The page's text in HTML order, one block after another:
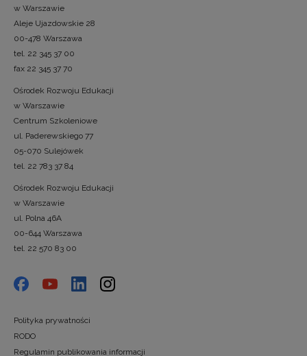
w Warszawie
Aleje Ujazdowskie 28
00-478 Warszawa
tel. 22 345 37 00
fax 22 345 37 70
Ośrodek Rozwoju Edukacji
w Warszawie
Centrum Szkoleniowe
ul. Paderewskiego 77
05-070 Sulejówek
tel. 22 783 37 84
Ośrodek Rozwoju Edukacji
w Warszawie
ul. Polna 46A
00-644 Warszawa
tel. 22 570 83 00
Polityka prywatności
RODO
Regulamin publikowania informacji